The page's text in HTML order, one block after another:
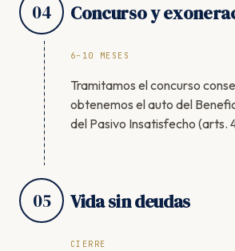
04 Concurso y
6–10 MESES
Tramitamos el concurso
obtenemos el auto del
del Pasivo Insatisfecho (arts.
05 Vida sin deudas
CIERRE